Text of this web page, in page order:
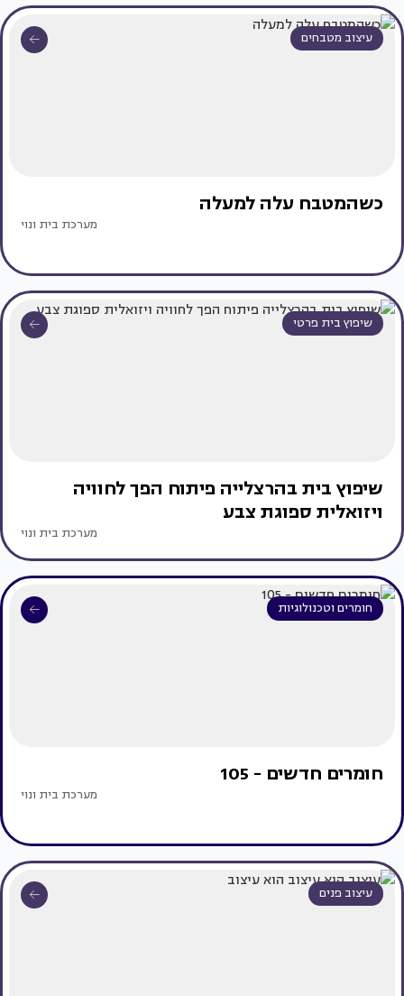
עיצוב מטבחים
כשהמטבח עלה למעלה
מערכת בית ונוי
שיפוץ בית פרטי
שיפוץ בית בהרצלייה פיתוח הפך לחוויה
ויזואלית ספוגת צבע
מערכת בית ונוי
חומרים וטכנולוגיות
חומרים חדשים - 105
מערכת בית ונוי
עיצוב פנים